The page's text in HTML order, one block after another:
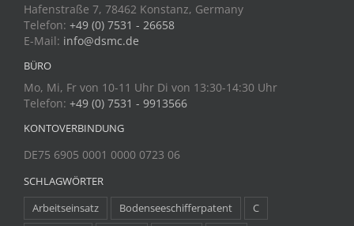
Hafenstraße 7, 78462 Konstanz, Germany
Telefon: +49 (0) 7531 - 26658
E-Mail: info@dsmc.de
BÜRO
Mo, Mi, Fr von 10-11 Uhr Di von 13:30-14:30 Uhr
Telefon: +49 (0) 7531 - 9913566
KONTOVERBINDUNG
DE75 6905 0001 0000 0723 06
SCHLAGWÖRTER
Arbeitseinsatz Bodenseeschifferpatent
C